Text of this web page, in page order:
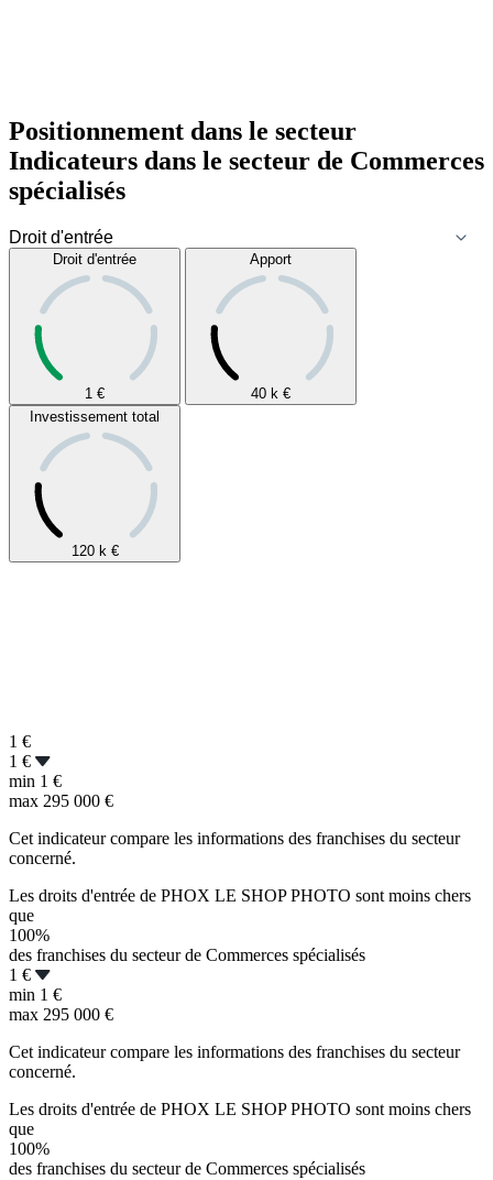
Positionnement dans le secteur
Indicateurs dans le secteur de Commerces
spécialisés
Droit d'entrée
1 €
Apport
40 k €
Investissement total
120 k €
1 €
1 €
min 1 €
max 295 000 €
Cet indicateur compare les informations des franchises du secteur
concerné.
Les droits d'entrée de PHOX LE SHOP PHOTO sont moins chers
que
100%
des franchises du secteur de Commerces spécialisés
1 €
min 1 €
max 295 000 €
Cet indicateur compare les informations des franchises du secteur
concerné.
Les droits d'entrée de PHOX LE SHOP PHOTO sont moins chers
que
100%
des franchises du secteur de Commerces spécialisés